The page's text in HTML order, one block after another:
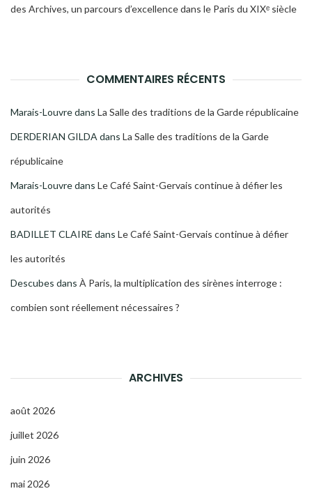
des Archives, un parcours d’excellence dans le Paris du XIXᵉ siècle
COMMENTAIRES RÉCENTS
Marais-Louvredans La Salle des traditions de la Garde républicaine
DERDERIAN GILDA dans La Salle des traditions de la Garde
républicaine
Marais-Louvredans Le Café Saint-Gervais continue à défier les
autorités
BADILLET CLAIRE dans Le Café Saint-Gervais continue à défier
les autorités
Descubes dans À Paris, la multiplication des sirènes interroge :
combien sont réellement nécessaires ?
ARCHIVES
août 2026
juillet 2026
juin 2026
mai 2026